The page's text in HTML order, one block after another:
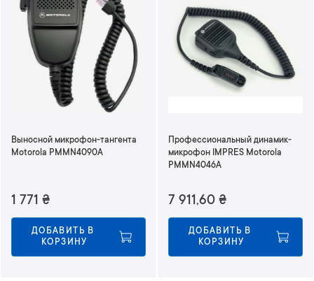
Выносной микрофон-тангента
Motorola PMMN4090A
1 771 ₴
ДОБАВИТЬ В
КОРЗИНУ
Профессиональный динамик-
микрофон IMPRES Motorola
PMMN4046A
7 911,60 ₴
ДОБАВИТЬ В
КОРЗИНУ